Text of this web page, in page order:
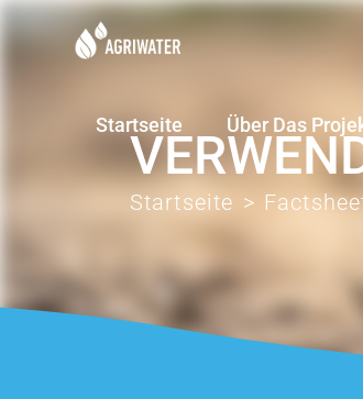
Startseite Über Das
Startseite >